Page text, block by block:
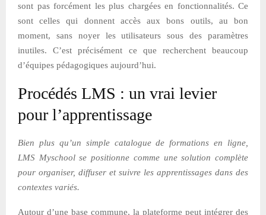
sont pas forcément les plus chargées en fonctionnalités. Ce
sont celles qui donnent accès aux bons outils, au bon
moment, sans noyer les utilisateurs sous des paramètres
inutiles. C’est précisément ce que recherchent beaucoup
d’équipes pédagogiques aujourd’hui.
Procédés LMS : un vrai levier
pour l’apprentissage
Bien plus qu’un simple catalogue de formations en ligne,
LMS Myschool se positionne comme une solution complète
pour organiser, diffuser et suivre les apprentissages dans des
contextes variés.
Autour d’une base commune, la plateforme peut intégrer des